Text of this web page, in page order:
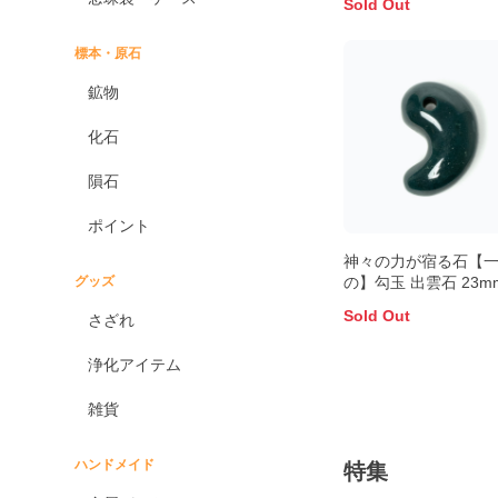
標本・原石
鉱物
化石
隕石
ポイント
グッズ
さざれ
浄化アイテム
雑貨
ハンドメイド
Sold Out
神々の力が宿る石【
の】勾玉 出雲石
Sold Out
特集